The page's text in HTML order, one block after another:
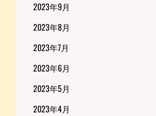
2023年9月
2023年8月
2023年7月
2023年6月
2023年5月
2023年4月